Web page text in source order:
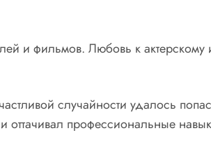
и фильмов. Любовь к
случайности удалось
оттачивал профессиональные